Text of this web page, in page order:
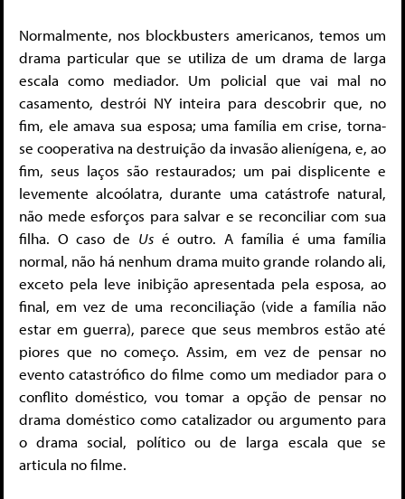
Normalmente, nos blockbusters americanos, temos um
drama particular que se utiliza de um drama de larga
escala como mediador. Um policial que vai mal no
casamento, destrói NY inteira para descobrir que, no
fim, ele amava sua esposa; uma família em crise, torna-
se cooperativa na destruição da invasão alienígena, e, ao
fim, seus laços são restaurados; um pai displicente e
levemente alcoólatra, durante uma catástrofe natural,
não mede esforços para salvar e se reconciliar com sua
filha. O caso de Usé outro. A família é uma família
normal, não há nenhum drama muito grande rolando ali,
exceto pela leve inibição apresentada pela esposa, ao
final, em vez de uma reconciliação (vide a família não
estar em guerra), parece que seus membros estão até
piores que no começo. Assim, em vez de pensar no
evento catastrófico do filme como um mediador para o
conflito doméstico, vou tomar a opção de pensar no
drama doméstico como catalizador ou argumento para
o drama social, político ou de larga escala que se
articula no filme.